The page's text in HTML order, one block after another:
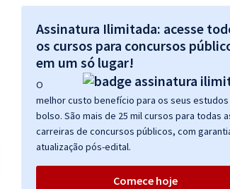
Assinatura Ilimitada: acesse
os cursos para concursos
em um só lugar!
O
melhor custo benefício para os seus estudos
bolso. São mais de 25 mil cursos para todas
carreiras de concursos públicos, com
atualização pós-edital.
Comece hoje